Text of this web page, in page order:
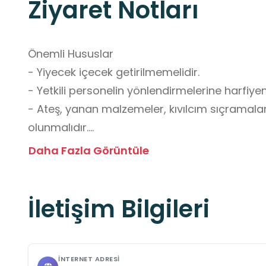
Ziyaret Notları
Önemli Hususlar
- Yiyecek içecek getirilmemelidir.
- Yetkili personelin yönlendirmelerine harfiyen
- Ateş, yanan malzemeler, kıvılcım
olunmalıdır.
- Sert zemin yaralanmaya müsait
ziyaretine uygun değildir.
- Grup ziyaretlerinden önce iletişime geçilerek
Okul Dışı Öğrenme Ortamları Yönünden
Daha Fazla Görüntüle
İletişim Bilgileri
İNTERNET ADRESI